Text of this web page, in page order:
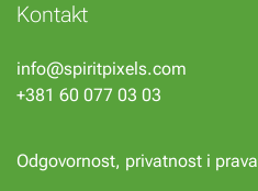
Kontakt
info@spiritpixels.com
+381 60 077 03 03
Odgovornost, privatnost i prava